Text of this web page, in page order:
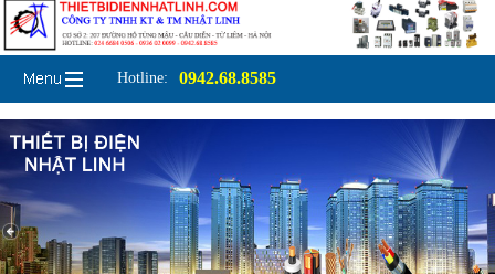
Hotline: 0942.68.8585